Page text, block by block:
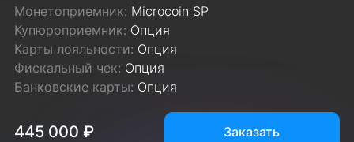
Монетоприемник: Microcoin SP
Купюроприемник: Опция
Карты лояльности: Опция
Фискальный чек: Опция
Банковские карты: Опция
445 000 ₽ Заказать